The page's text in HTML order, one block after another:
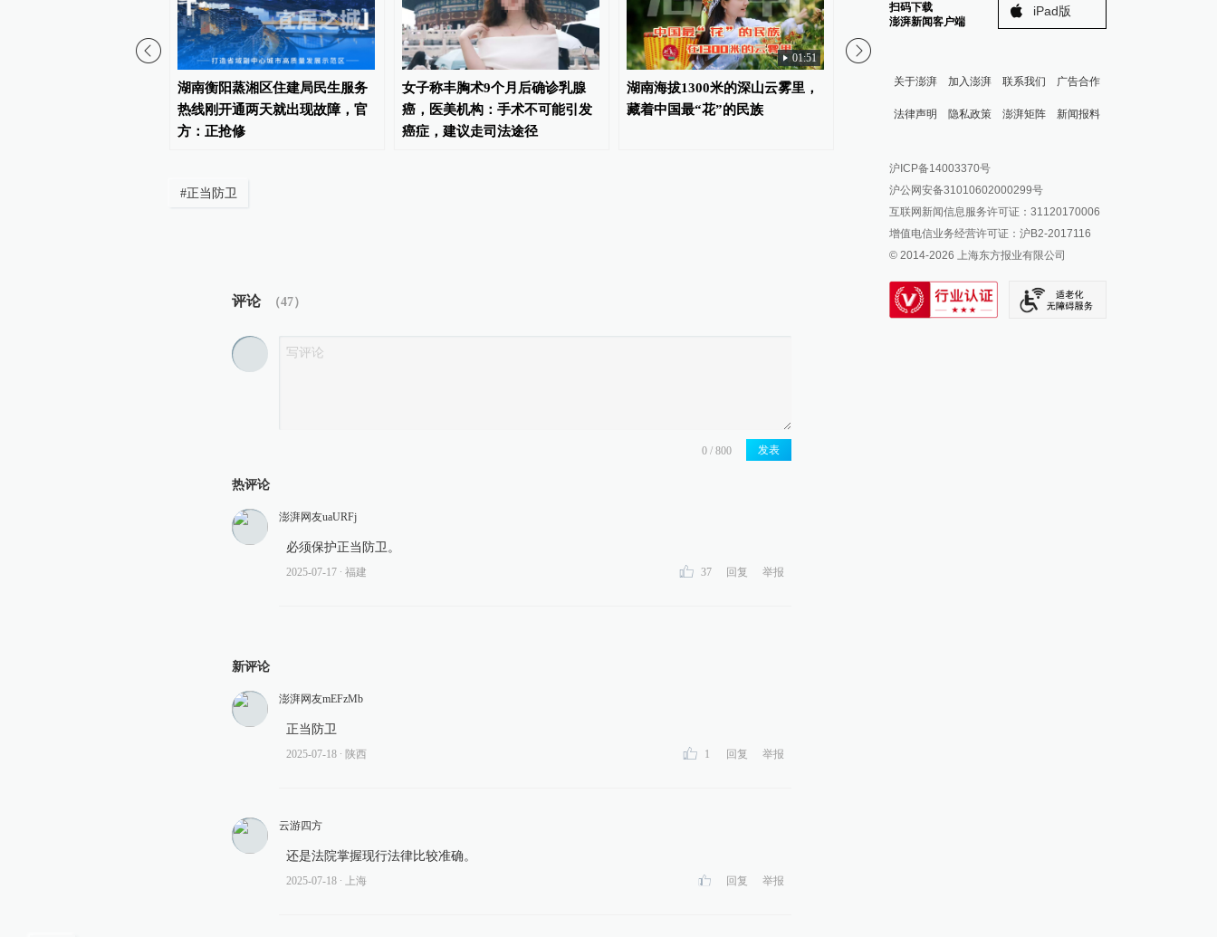
1
湖南衡阳蒸湘区住建局民生服务
热线刚开通两天就出现故障，官
方：正抢修
女子称丰胸术9个月后确诊乳腺
癌，医美机构：手术不可能引发
癌症，建议走司法途径
01:51
湖南海拔1300米的深山云雾里，
藏着中国最“花”的民族
6次从9楼扔水果，北京通州一女
子因涉嫌高空抛物罪被刑拘
湖南衡阳蒸湘区住建局
热线刚开通两天就出现
#正当防卫
评论 （47）
发表
热评论
澎湃网友uaURFj
必须保护正当防卫。
2025-07-17 ∙ 福建 37 回复 举报
新评论
澎湃网友mEFzMb
正当防卫
2025-07-18 ∙ 陕西 1 回复 举报
云游四方
还是法院掌握现行法律比较准确。
2025-07-18 ∙ 上海 回复 举报
扫码下载
澎湃新闻客户端
iPad版
关于澎湃 加入澎湃 联系我们 广告合作
法律声明 隐私政策 澎湃矩阵
澎湃新闻公众号
澎湃新闻抖音号
派生万物开放平台
IP SHANGHAI
SIXTH TONE
新闻报料
报料邮箱: news@thepaper.cn
沪ICP备14003370号
沪公网安备31010602000299号
互联网新闻信息服务许可证：31120170006
增值电信业务经营许可证：沪B2-2017116
© 2014-2026 上海东方报业有限公司